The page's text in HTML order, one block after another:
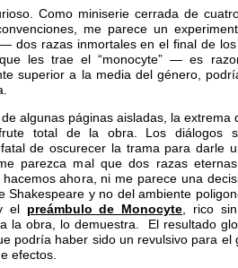
Como miniserie cerrada de
me parece un
dos razas inmortales en el final de
les trae el “monocyte” — es
superior a la media del género,
algunas páginas aisladas, la extrema
total de la obra. Los diálogos
de oscurecer la trama para darle
parezca mal que dos razas
ahora, ni me parece una
Shakespeare y no del ambiente
el preámbulo de Monocyte , rico
la obra, lo demuestra. El resultado
podría haber sido un revulsivo para el
efectos.